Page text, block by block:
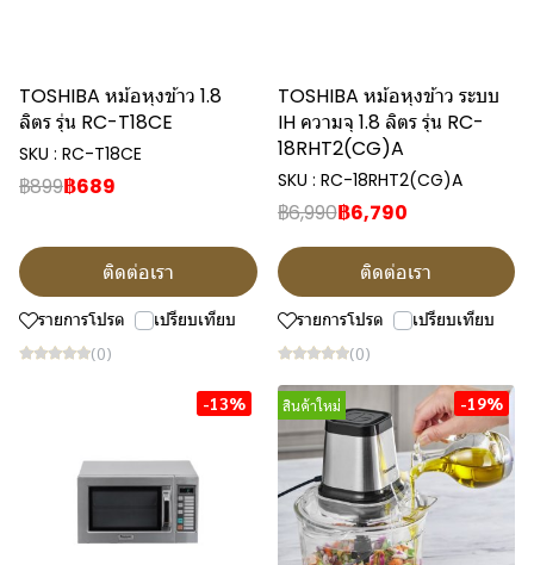
TOSHIBA หม้อหุงข้าว 1.8
ลิตร รุ่น RC-T18CE
SKU : RC-T18CE
฿899฿689
ติดต่อเรา
รายการโปรด เปรียบเทียบ
(0)
TOSHIBA หม้อหุงข้าว ระบบ
IH ความจุ 1.8 ลิตร รุ่น RC-
18RHT2(CG)A
SKU : RC-18RHT2(CG)A
฿6,990฿6,790
ติดต่อเรา
รายการโปรด เปรียบเทียบ
(0)
-13% สินค้าใหม่ -19%